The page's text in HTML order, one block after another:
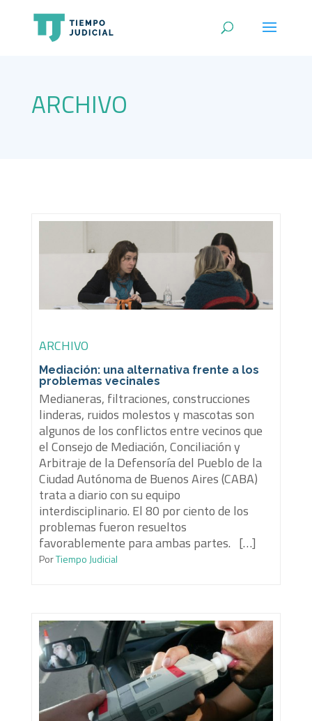
ARCHIVO
ARCHIVO
Mediación: una alternativa frente a los
problemas vecinales
Medianeras, filtraciones, construcciones
linderas, ruidos molestos y mascotas son
algunos de los conflictos entre vecinos que
el Consejo de Mediación, Conciliación y
Arbitraje de la Defensoría del Pueblo de la
Ciudad Autónoma de Buenos Aires (CABA)
trata a diario con su equipo
interdisciplinario. El 80 por ciento de los
problemas fueron resueltos
favorablemente para ambas partes. […]
PorTiempo Judicial